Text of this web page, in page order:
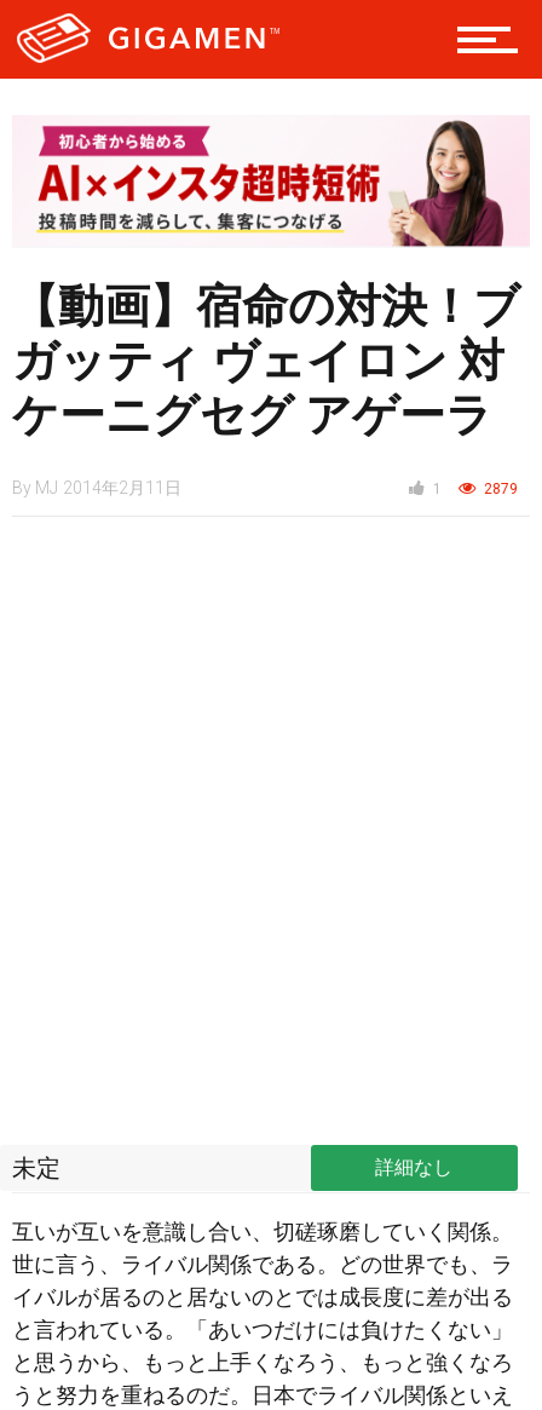
レジャー
ヘルス・健康
スタイル
【動画】宿命の対決！ブ
ガッティ ヴェイロン 対
ケーニグセグ アゲーラ
By MJ 2014年2月11日 1 2879
未定 詳細なし
互いが互いを意識し合い、切磋琢磨していく関係。
世に言う、ライバル関係である。どの世界でも、ラ
イバルが居るのと居ないのとでは成長度に差が出る
と言われている。「あいつだけには負けたくない」
と思うから、もっと上手くなろう、もっと強く なろ
うと努力を重ねるのだ。日本でライバル関係といえ